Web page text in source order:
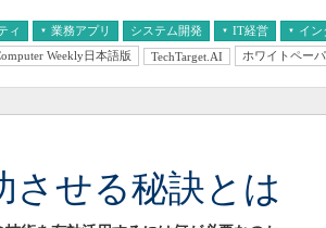
ィ 業務アプリ システム開発 IT経営
経営とIT
イン
医療IT
Weekly日本語版 TechTarget.AI ホワイトペー
させる秘訣とは